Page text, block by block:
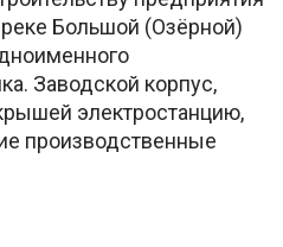
Большой (Озёрной)
Заводской корпус,
электростанцию,
производственные